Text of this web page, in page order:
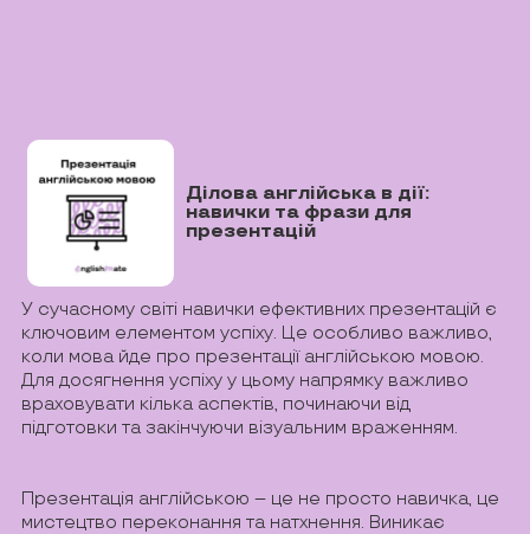
Ділова англійська в дії:
навички та фрази для
презентацій
У сучасному світі навички ефективних презентацій є
ключовим елементом успіху. Це особливо важливо,
коли мова йде про презентації англійською мовою.
Для досягнення успіху у цьому напрямку важливо
враховувати кілька аспектів, починаючи від
підготовки та закінчуючи візуальним враженням.
Презентація англійською – це не просто навичка, це
мистецтво переконання та натхнення. Виникає